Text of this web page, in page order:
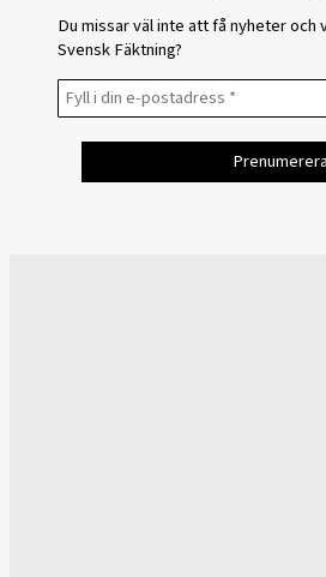
Du missar väl inte att få nyheter och
Svensk Fäktning?